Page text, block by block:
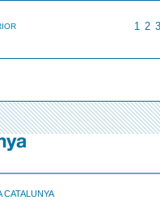
1 2
CATALUNYA